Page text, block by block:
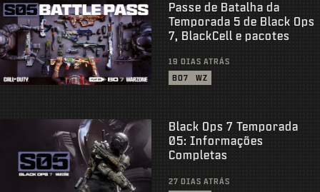
Passe de Batalha da
Temporada 5 de Black Ops
7, BlackCell e pacotes
19 DIAS ATRÁS
BO7
WZ
Black Ops 7 Temporada
05: Informações
Completas
27 DIAS ATRÁS